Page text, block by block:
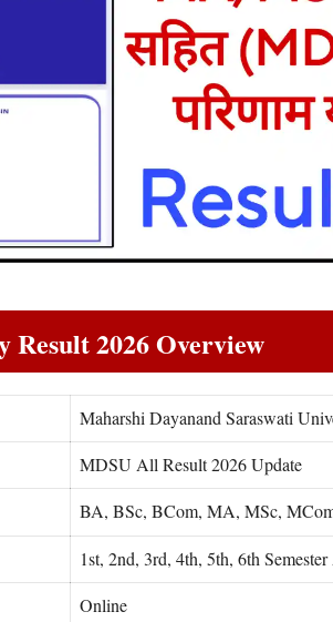
2026 Overview
Maharshi Dayanand Saraswati
MDSU All Result 2026 Update
BA, BSc, BCom, MA, MSc,
1st, 2nd, 3rd, 4th, 5th, 6th
Online